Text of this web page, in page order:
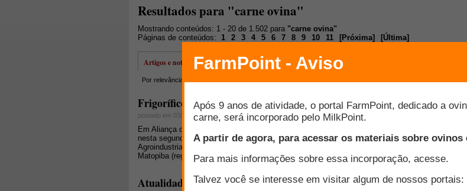
Resultados para "carne ovina"
Mostrando conteúdos: 1 - 20 de 1.502 para "carne ovina"
Páginas de conteúdos:
1 2 3 4 5 6 7 8 9 10 11 [Próxima] [Última]
Artigos e notícias
Por relevância
Frigorífico de ovinos e caprinos vai estimular produção no Tocantins
postado em 03/08/2015
Em Aliança do Tocantins, a ministra Kátia Abreu (Agricultura, Pecuária e Abastecimento) lançou
nesta segunda-feira (03) a pedra fundamental do Frigorífico de Pequenos Animais, no Complexo
Agroindustrial de Apoio ao Desenvolvimento Sustentável da Cadeia Produtiva de Ovinocultura do
Matopiba (região formada por partes do Maranhão, Tocantins, Piauí e Bahia).
Atualidades e perspectivas para o mercado doméstico da carne ovina